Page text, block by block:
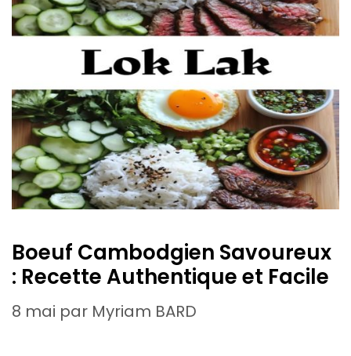
Boeuf Cambodgien Savoureux
: Recette Authentique et Facile
8 mai par Myriam BARD